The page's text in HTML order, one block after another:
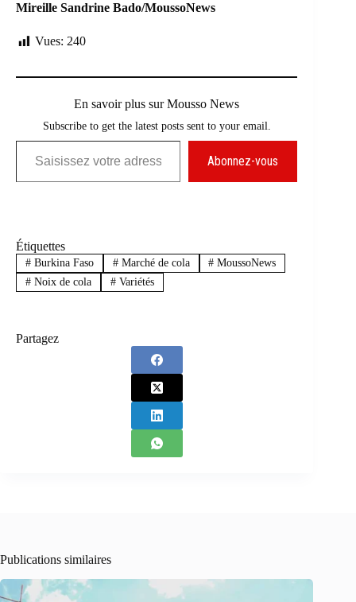
Mireille Sandrine Bado/MoussoNews
Vues: 240
En savoir plus sur Mousso News
Subscribe to get the latest posts sent to your email.
Saisissez votre adresse e-mail…
Abonnez-vous
Étiquettes
#Burkina Faso #Marché de cola # MoussoNews
#Noix de cola #Variétés
Partagez
Publications similaires